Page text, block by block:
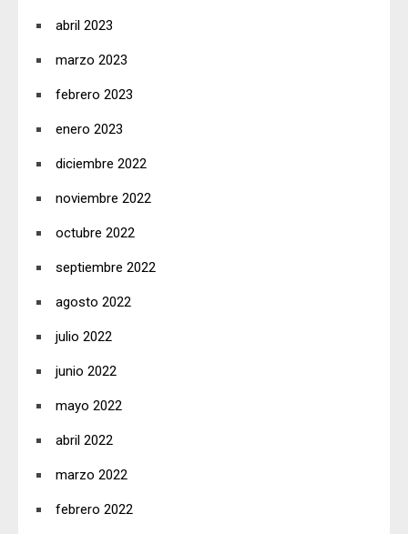
abril 2023
marzo 2023
febrero 2023
enero 2023
diciembre 2022
noviembre 2022
octubre 2022
septiembre 2022
agosto 2022
julio 2022
junio 2022
mayo 2022
abril 2022
marzo 2022
febrero 2022